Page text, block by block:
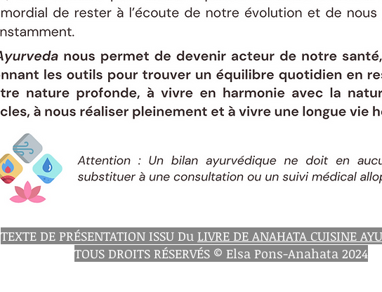
TEXTE DE PRÉSENTATION ISSU Du LIVRE DE ANAHATA CUISINE
TOUS DROITS RÉSERVÉS © Elsa Pons-Anahata 2024